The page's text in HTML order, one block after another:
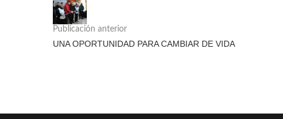
Publicación anterior
UNA OPORTUNIDAD PARA CAMBIAR DE VIDA